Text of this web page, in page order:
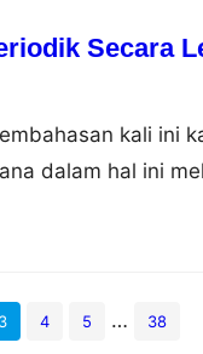
Secara
kali ini
dalam hal ini
sifat,
simak ulasan
3 4 5 … 38